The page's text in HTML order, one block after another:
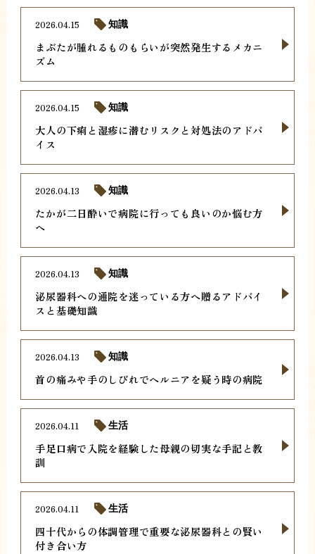
まぶたが腫れるものもらいが突然発生するメカニ
ズム
2026.04.15 知識
大人の下痢と湿疹に潜むリスクと対処法のアドバ
イス
2026.04.15 知識
たかが二日酔いで病院に行っても良いのか悩む方
へ
2026.04.13 知識
泌尿器科への通院を迷っている方へ贈るアドバイ
スと基礎知識
2026.04.13 知識
首の痛みや手のしびれでヘルニアを疑う時の病院
2026.04.13 知識
手足口病で入院を経験した母親の切実な手記と教
訓
2026.04.11 生活
四十代からの体調管理で重要な泌尿器科との賢い
付き合い方
2026.04.11 生活